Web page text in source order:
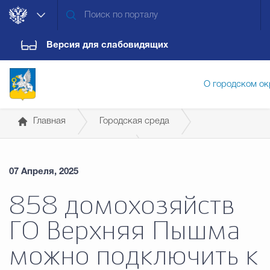
Версия для слабовидящих
О городском
Новости Обращения граждан
Главная Городская среда
07 Апреля, 2025
858 домохозяйств
ГО Верхняя Пышма
можно подключить к